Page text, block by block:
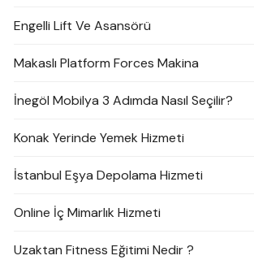
Engelli Lift Ve Asansörü
Makaslı Platform Forces Makina
İnegöl Mobilya 3 Adımda Nasıl Seçilir?
Konak Yerinde Yemek Hizmeti
İstanbul Eşya Depolama Hizmeti
Online İç Mimarlık Hizmeti
Uzaktan Fitness Eğitimi Nedir ?